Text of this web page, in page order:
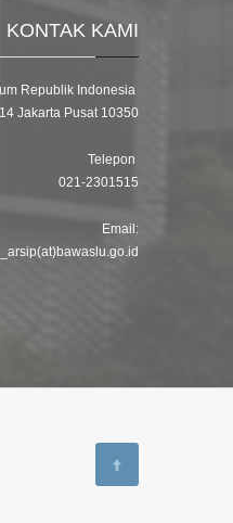
KONTAK KAMI
Republik Indonesia
Jakarta Pusat 10350
Telepon
021-2301515
Email: